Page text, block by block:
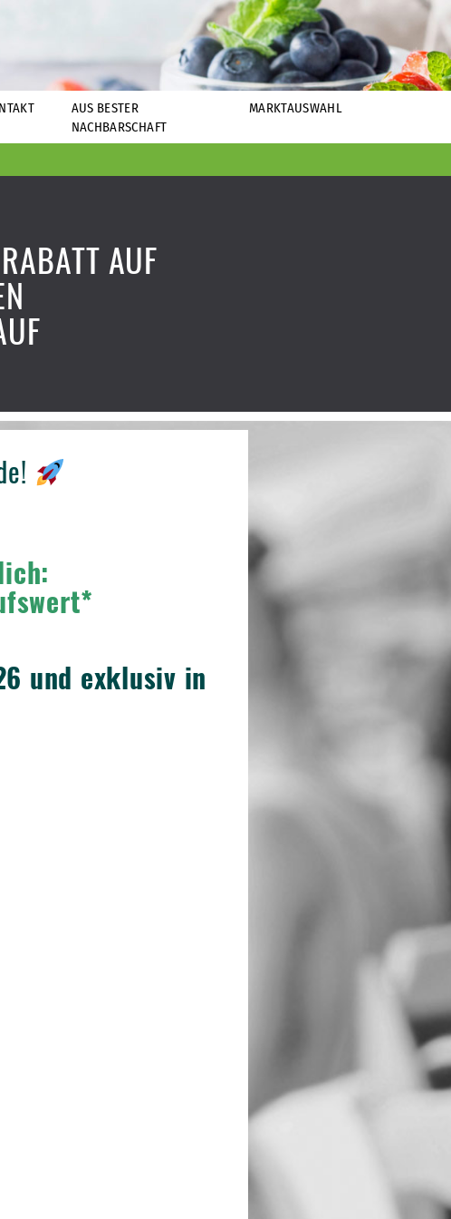
AUS BESTER
NACHBARSCHAFT
MARKTAUSWAHL
AUF
und exklusiv in